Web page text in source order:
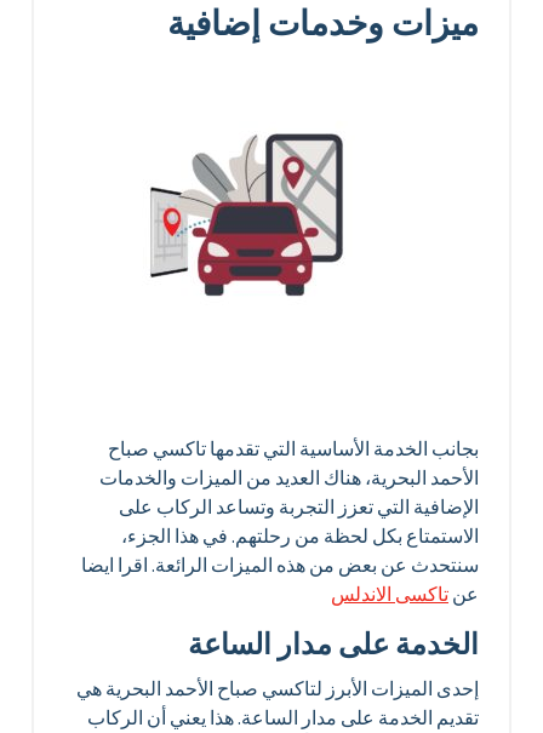
ميزات وخدمات إضافية
بجانب الخدمة الأساسية التي تقدمها تاكسي صباح
الأحمد البحرية، هناك العديد من الميزات والخدمات
الإضافية التي تعزز التجربة وتساعد الركاب على
الاستمتاع بكل لحظة من رحلتهم. في هذا الجزء،
سنتحدث عن بعض من هذه الميزات الرائعة. اقرا ايضا
عنتاكسى الاندلس
الخدمة على مدار الساعة
إحدى الميزات الأبرز لتاكسي صباح الأحمد البحرية هي
تقديم الخدمة على مدار الساعة. هذا يعني أن الركاب